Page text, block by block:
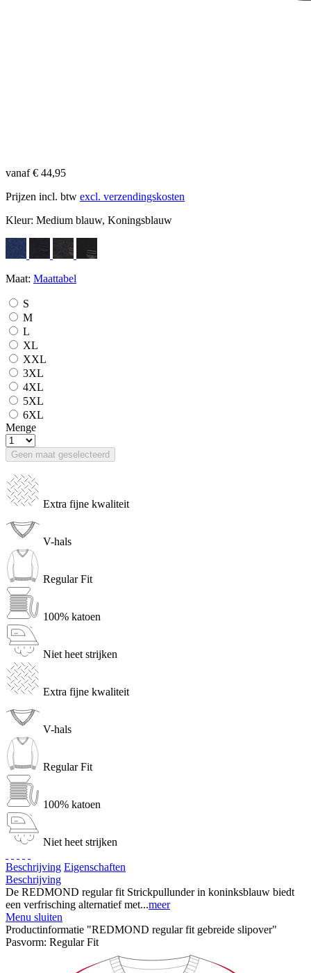
vanaf € 44,95
Prijzen incl. btw excl. verzendingskosten
Kleur: Medium blauw, Koningsblauw
Maat: Maattabel
S
M
L
XL
XXL
3XL
4XL
5XL
6XL
Menge
Geen maat geselecteerd
Extra fijne kwaliteit
V-hals
Regular Fit
100% katoen
Niet heet strijken
Extra fijne kwaliteit
V-hals
Regular Fit
100% katoen
Niet heet strijken
Beschrijving Eigenschaften
Beschrijving
De REDMOND regular fit Strickpullunder in koninksblauw biedt
een verfrisching alternatief met...meer
Menu sluiten
Productinformatie "REDMOND regular fit gebreide slipover"
Pasvorm: Regular Fit